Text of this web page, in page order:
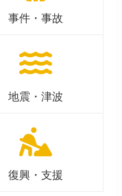
事件・事故
地震・津波
復興・支援